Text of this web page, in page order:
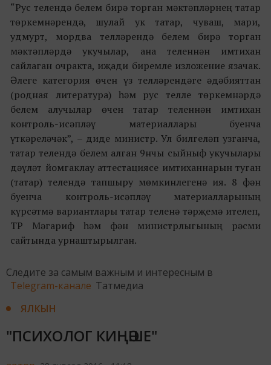
“Рус телендә белем бирә торган мәктәпләрнең татар
төркемнәрендә, шулай ук татар, чуваш, мари,
удмурт, мордва телләрендә белем бирә торган
мәктәпләрдә укучылар, ана теленнән имтихан
сайлаган очракта, иҗади биремле изложение язачак.
Әлеге категория өчен үз телләрендәге әдәбияттан
(родная литература) һәм рус телле төркемнәрдә
белем алучылар өчен татар теленнән имтихан
контроль-исәпләү материаллары буенча
үткәреләчәк”, – диде министр. Ул билгеләп узганча,
татар телендә белем алган 9нчы сыйныф укучылары
дәүләт йомгаклау аттестациясе имтиханнарын туган
(татар) телендә тапшыру мөмкинлегенә ия. 8 фән
буенча контроль-исәпләү материалларының
күрсәтмә вариантлары татар теленә тәрҗемә ителеп,
ТР Мәгариф һәм фән министрлыгының рәсми
сайтында урнаштырылган.
Следите за самым важным и интересным в
Telegram-канале Татмедиа
ЯЛКЫН
"ПСИХОЛОГ КИҢӘШЕ"